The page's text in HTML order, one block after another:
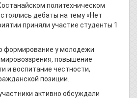
политехническом
дебаты на тему «Нет
приняли участие студенты 1
формирование у молодежи
повышение
и воспитание честности,
позиции.
активно обсуждали